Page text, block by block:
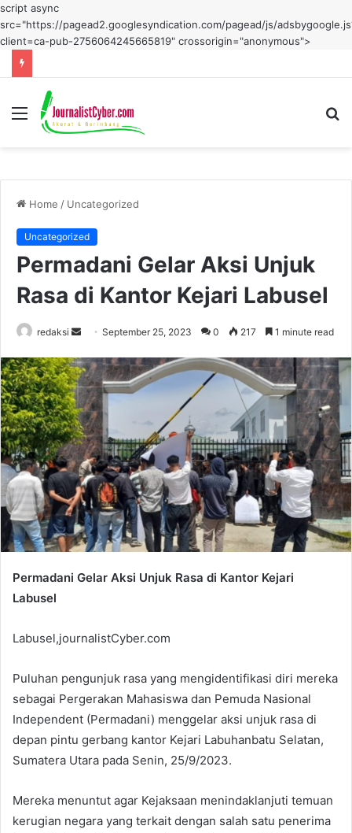
script async
src="https://pagead2.googlesyndication.com/pagead/js/
client=ca-pub-2756064245665819" crossorigin="anonymous">
Menu
Home / Uncategorized
Uncategorized
Permadani Gelar Aksi Unjuk
Rasa di Kantor Kejari Labusel
redaksi
Send
email
September 25, 2023 0 217 1 minute read
Permadani Gelar Aksi Unjuk Rasa di Kantor Kejari
Labusel
Labusel,journalistCyber.com
Puluhan pengunjuk rasa yang mengidentifikasi diri mereka
sebagai Pergerakan Mahasiswa dan Pemuda Nasional
Independent (Permadani) menggelar aksi unjuk rasa di
depan pintu gerbang kantor Kejari Labuhanbatu Selatan,
Sumatera Utara pada Senin, 25/9/2023.
Mereka menuntut agar Kejaksaan menindaklanjuti temuan
kerugian negara yang terkait dengan salah satu penerima